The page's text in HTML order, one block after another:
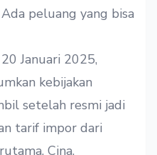
peluang yang bisa
Januari 2025,
kebijakan
setelah resmi jadi
tarif impor dari
Cina.